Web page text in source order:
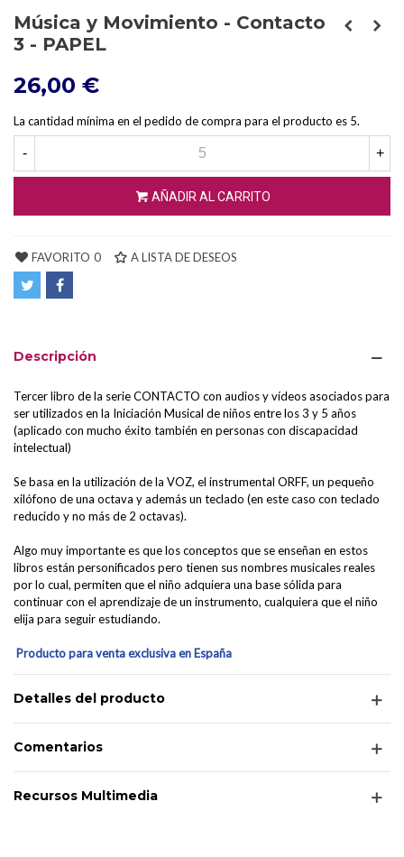
Música y Movimiento - Contacto
3 - PAPEL
26,00 €
La cantidad mínima en el pedido de compra para el producto es 5.
- +
AÑADIR AL CARRITO
FAVORITO 0 A LISTA DE DESEOS
Descripción
Tercer libro de la serie CONTACTO con audios y vídeos asociados para
ser utilizados en la Iniciación Musical de niños entre los 3 y 5 años
(aplicado con mucho éxito también en personas con discapacidad
intelectual)
Se basa en la utilización de la VOZ, el instrumental ORFF, un pequeño
xilófono de una octava y además un teclado (en este caso con teclado
reducido y no más de 2 octavas).
Algo muy importante es que los conceptos que se enseñan en estos
libros están personificados pero tienen sus nombres musicales reales
por lo cual, permiten que el niño adquiera una base sólida para
continuar con el aprendizaje de un instrumento, cualquiera que el niño
elija para seguir estudiando.
Producto para venta exclusiva en España
Detalles del producto
Comentarios
Recursos Multimedia